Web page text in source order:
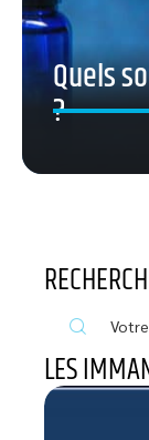
Quels
?
LES